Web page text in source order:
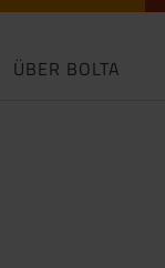
ÜBER BOLTA